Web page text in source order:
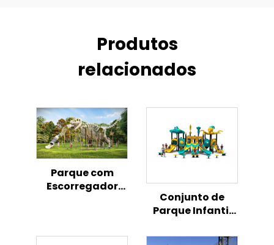
Produtos
relacionados
Parque com
Escorregador
Externa
Conjunto de
Parque Infantil
Temática